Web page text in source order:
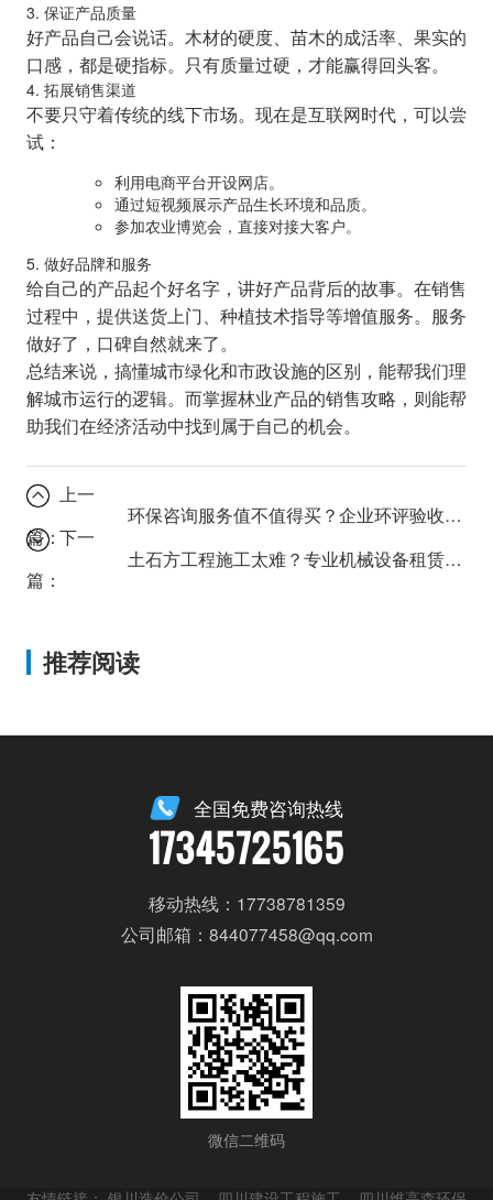
3. 保证产品质量
好产品自己会说话。木材的硬度、苗木的成活率、果实的
口感，都是硬指标。只有质量过硬，才能赢得回头客。
4. 拓展销售渠道
不要只守着传统的线下市场。现在是互联网时代，可以尝
试：
利用电商平台开设网店。
通过短视频展示产品生长环境和品质。
参加农业博览会，直接对接大客户。
5. 做好品牌和服务
给自己的产品起个好名字，讲好产品背后的故事。在销售
过程中，提供送货上门、种植技术指导等增值服务。服务
做好了，口碑自然就来了。
总结来说，搞懂城市绿化和市政设施的区别，能帮我们理
解城市运行的逻辑。而掌握林业产品的销售攻略，则能帮
助我们在经济活动中找到属于自己的机会。
上一
篇：
环保咨询服务值不值得买？企业环评验收的5个关键步骤解析
下一
篇：
土石方工程施工太难？专业机械设备租赁和建材销售帮你搞定！
推荐阅读
全国免费咨询热线
17345725165
移动热线：17738781359
公司邮箱：844077458@qq.com
微信二维码